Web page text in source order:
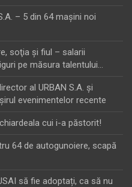
– 5 din 64 maşini noi
soţia şi fiul – salarii
pe măsura talentului…
al URBAN S.A. şi
evenimentelor recente
cui i-a păstorit!
64 de autogunoiere, scapă
să fie adoptați, ca să nu